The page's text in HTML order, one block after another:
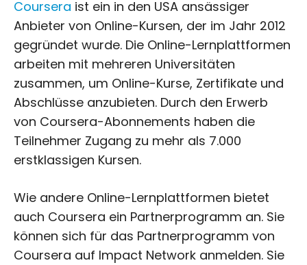
Coursera ist ein in den USA ansässiger
Anbieter von Online-Kursen, der im Jahr 2012
gegründet wurde. Die Online-Lernplattformen
arbeiten mit mehreren Universitäten
zusammen, um Online-Kurse, Zertifikate und
Abschlüsse anzubieten. Durch den Erwerb
von Coursera-Abonnements haben die
Teilnehmer Zugang zu mehr als 7.000
erstklassigen Kursen.
Wie andere Online-Lernplattformen bietet
auch Coursera ein Partnerprogramm an. Sie
können sich für das Partnerprogramm von
Coursera auf Impact Network anmelden. Sie